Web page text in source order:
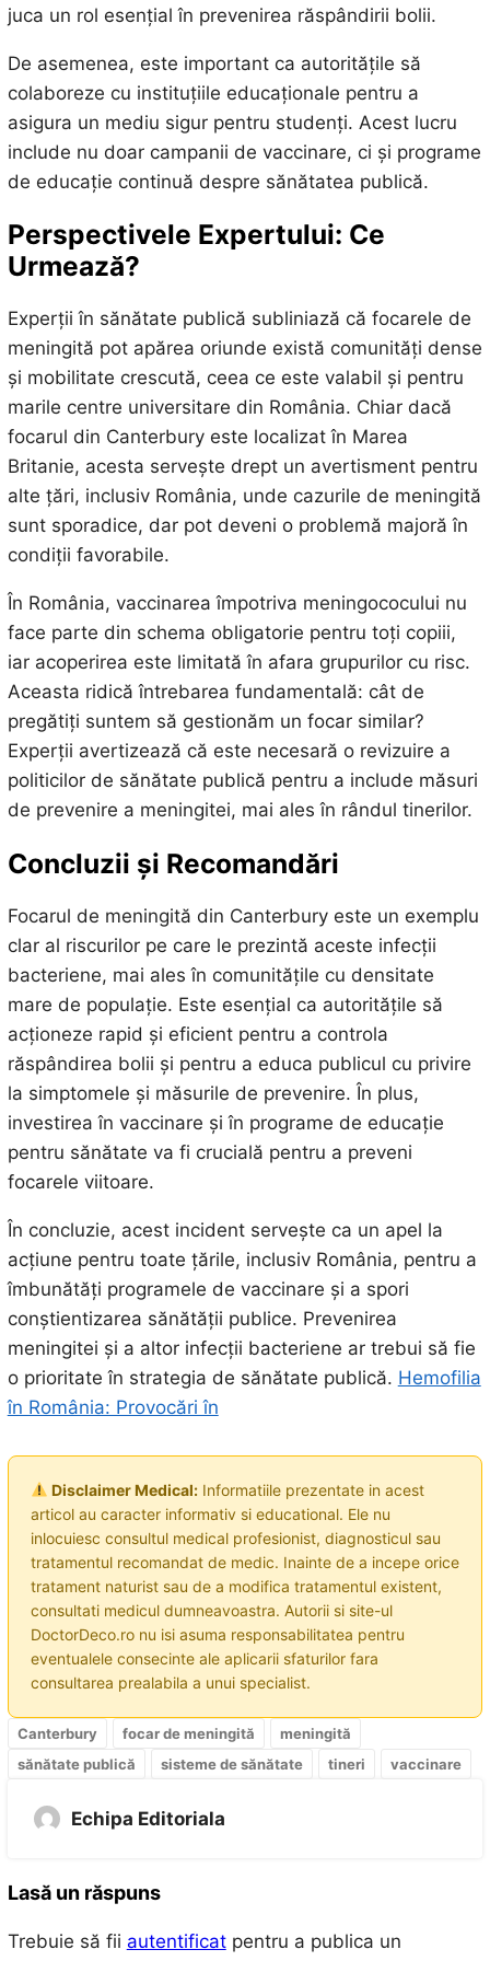
juca un rol esențial în prevenirea răspândirii bolii.
De asemenea, este important ca autoritățile să
colaboreze cu instituțiile educaționale pentru a
asigura un mediu sigur pentru studenți. Acest lucru
include nu doar campanii de vaccinare, ci și programe
de educație continuă despre sănătatea publică.
Perspectivele Expertului: Ce
Urmează?
Experții în sănătate publică subliniază că focarele de
meningită pot apărea oriunde există comunități dense
și mobilitate crescută, ceea ce este valabil și pentru
marile centre universitare din România. Chiar dacă
focarul din Canterbury este localizat în Marea
Britanie, acesta servește drept un avertisment pentru
alte țări, inclusiv România, unde cazurile de meningită
sunt sporadice, dar pot deveni o problemă majoră în
condiții favorabile.
În România, vaccinarea împotriva meningococului nu
face parte din schema obligatorie pentru toți copiii,
iar acoperirea este limitată în afara grupurilor cu risc.
Aceasta ridică întrebarea fundamentală: cât de
pregătiți suntem să gestionăm un focar similar?
Experții avertizează că este necesară o revizuire a
politicilor de sănătate publică pentru a include măsuri
de prevenire a meningitei, mai ales în rândul tinerilor.
Concluzii și Recomandări
Focarul de meningită din Canterbury este un exemplu
clar al riscurilor pe care le prezintă aceste infecții
bacteriene, mai ales în comunitățile cu densitate
mare de populație. Este esențial ca autoritățile să
acționeze rapid și eficient pentru a controla
răspândirea bolii și pentru a educa publicul cu privire
la simptomele și măsurile de prevenire. În plus,
investirea în vaccinare și în programe de educație
pentru sănătate va fi crucială pentru a preveni
focarele viitoare.
În concluzie, acest incident servește ca un apel la
acțiune pentru toate țările, inclusiv România, pentru a
îmbunătăți programele de vaccinare și a spori
conștientizarea sănătății publice. Prevenirea
meningitei și a altor infecții bacteriene ar trebui să fie
o prioritate în strategia de sănătate publică. Hemofilia
în România: Provocări în
Disclaimer Medical:Informatiile prezentate in acest
articol au caracter informativ si educational. Ele nu
inlocuiesc consultul medical profesionist, diagnosticul sau
tratamentul recomandat de medic. Inainte de a incepe orice
tratament naturist sau de a modifica tratamentul existent,
consultati medicul dumneavoastra. Autorii si site-ul
DoctorDeco.ro nu isi asuma responsabilitatea pentru
eventualele consecinte ale aplicarii sfaturilor fara
consultarea prealabila a unui specialist.
Canterbury focar de meningită
meningită
sănătate publică
sisteme de sănătate tineri vaccinare
Echipa Editoriala
Lasă un răspuns
Trebuie să fii autentificatpentru a publica un